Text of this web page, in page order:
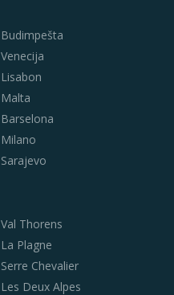
Budimpešta
Venecija
Lisabon
Malta
Barselona
Milano
Sarajevo
Val Thorens
La Plagne
Serre Chevalier
Les Deux Alpes